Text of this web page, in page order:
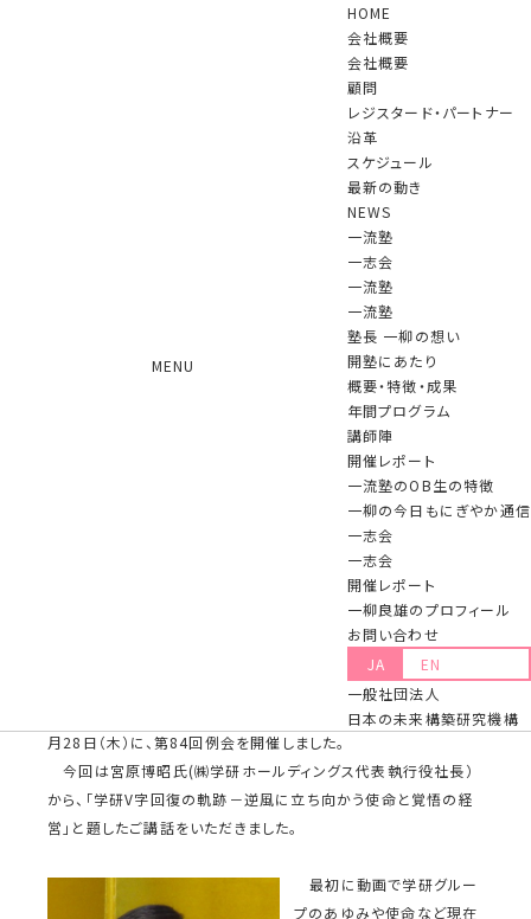
MENU
HOME
会社概要
会社概要
顧問
レジスタード・パートナー
沿革
スケジュール
最新の動き
NEWS
一流塾
一志会
一流塾
一流塾
塾長 一柳の想い
開塾にあたり
概要・特徴・成果
年間プログラム
講師陣
開催レポート
一流塾のOB生の特徴
一柳の今日もにぎやか通信
一志会
一志会
開催レポート
一柳良雄のプロフィール
お問い合わせ
JA
EN
一般社団法人
日本の未来構築研究機構
2010年10月に発足した限定メンバーによる
開催レポート
「一志会」第84回の例会(講師：宮原
博昭氏 ㈱学研ホールディングス代表執
行役社長）が開催されました。
2024.12.01 更新
一志会は、「公の精神」のもとに積極的に社会的責任を果たそ
うとの想いを共有する企業経営幹部の「コミュニティー」です。11
月28日（木）に、第84回例会を開催しました。
今回は宮原博昭氏(㈱学研ホールディングス代表執行役社長）
から、「学研V字回復の軌跡－逆風に立ち向かう使命と覚悟の経
営」と題したご講話をいただきました。
最初に動画で学研グルー
プのあゆみや使命など現在